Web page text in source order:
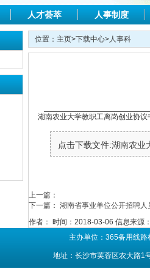
人才荟萃 人事制度
位置： 主页>下载中心>人事科
湖南农业大学教职工离岗创业协议
点击下载文件:湖南农业
上一篇：
下一篇： 湖南省事业单位公开招聘人
作者：
时间：2018-03-06 信息来源
主办单位：365备用线
地址：长沙市芙蓉区农大路